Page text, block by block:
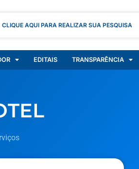
CLIQUE AQUI PARA REALIZAR SUA PESQUISA
EDITAIS TRANSPARÊNCIA